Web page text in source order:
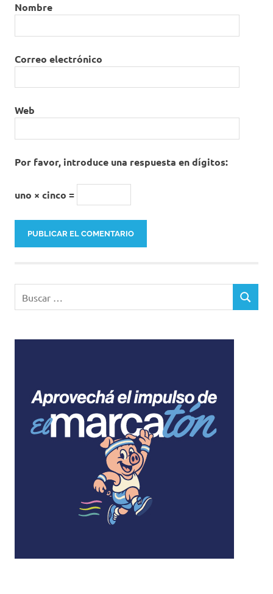
Nombre
Correo electrónico
Web
Por favor, introduce una respuesta en dígitos:
uno × cinco =
BUSCAR